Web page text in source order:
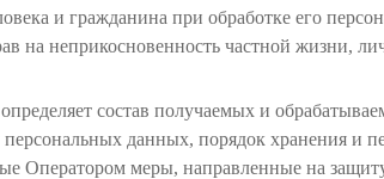
и гражданина при обработке его
на неприкосновенность частной жизни,
состав получаемых и
персональных данных, порядок хранения и
Оператором меры, направленные на